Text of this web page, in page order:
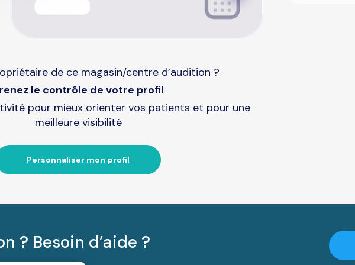
de ce magasin/centre d’audition ?
le contrôle de votre profil
pour mieux orienter vos patients et pour une
meilleure visibilité
Personnaliser mon profil
? Besoin d’aide ?